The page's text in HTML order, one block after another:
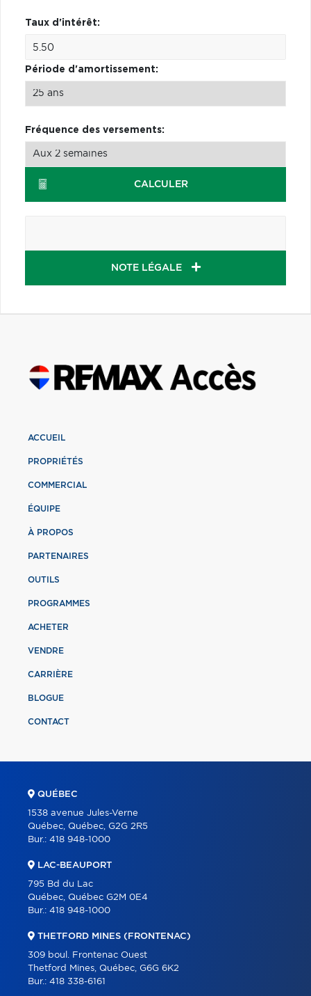
Taux d'intérêt:
Période d'amortissement:
Fréquence des versements:
CALCULER
NOTE LÉGALE
ACCUEIL
PROPRIÉTÉS
COMMERCIAL
ÉQUIPE
À PROPOS
PARTENAIRES
OUTILS
PROGRAMMES
ACHETER
VENDRE
CARRIÈRE
BLOGUE
CONTACT
QUÉBEC
1538 avenue Jules-Verne
Québec, Québec, G2G 2R5
Bur.: 418 948-1000
LAC-BEAUPORT
795 Bd du Lac
Québec, Québec G2M 0E4
Bur.: 418 948-1000
THETFORD MINES (FRONTENAC)
309 boul. Frontenac Ouest
Thetford Mines, Québec, G6G 6K2
Bur.: 418 338-6161